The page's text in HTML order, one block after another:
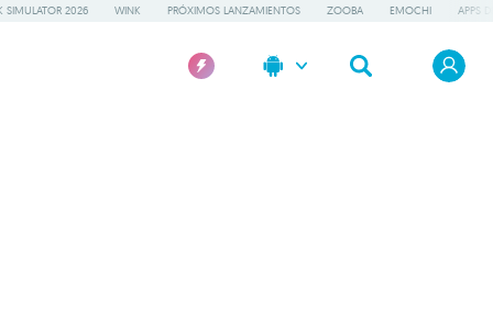
SIMULATOR 2026 WINK PRÓXIMOS LANZAMIENTOS ZOOBA EMOCHI APPS